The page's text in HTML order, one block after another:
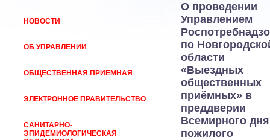
НОВОСТИ
ОБ УПРАВЛЕНИИ
ОБЩЕСТВЕННАЯ ПРИЕМНАЯ
ЭЛЕКТРОННОЕ ПРАВИТЕЛЬСТВО
САНИТАРНО-
ЭПИДЕМИОЛОГИЧЕСКАЯ
О проведении
Управлением
по
области
«Выездных
общественных
приёмных» в
преддверии
Всемирного дня
пожилого